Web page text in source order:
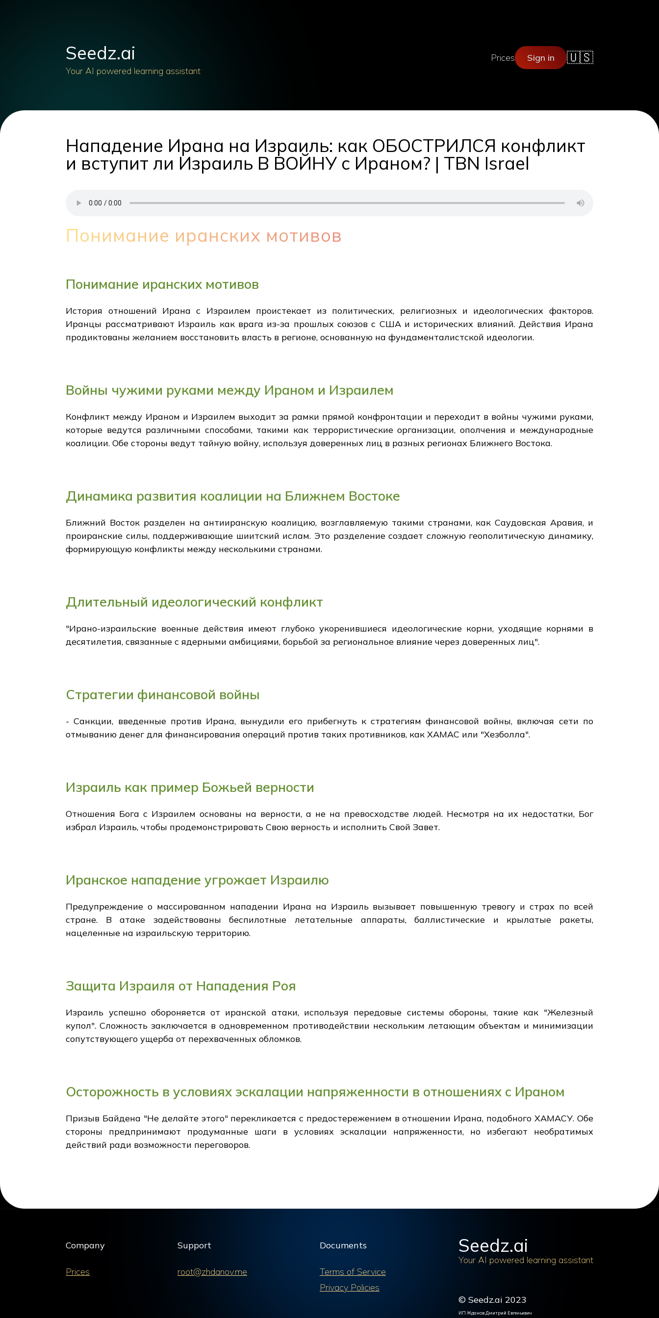
Seedz.ai
Your AI powered learning assistant
Prices Sign in 🇺🇸
Нападение Ирана на Израиль: как ОБОСТРИЛСЯ конфликт
и вступит ли Израиль В ВОЙНУ с Ираном? | TBN Israel
Понимание иранских мотивов
Понимание иранских мотивов
История отношений Ирана с Израилем проистекает из политических, религиозных и идеологических факторов.
Иранцы рассматривают Израиль как врага из-за прошлых союзов с США и исторических влияний. Действия Ирана
продиктованы желанием восстановить власть в регионе, основанную на фундаменталистской идеологии.
Войны чужими руками между Ираном и Израилем
Конфликт между Ираном и Израилем выходит за рамки прямой конфронтации и переходит в войны чужими руками,
которые ведутся различными способами, такими как террористические организации, ополчения и международные
коалиции. Обе стороны ведут тайную войну, используя доверенных лиц в разных регионах Ближнего Востока.
Динамика развития коалиции на Ближнем Востоке
Ближний Восток разделен на антииранскую коалицию, возглавляемую такими странами, как Саудовская Аравия, и
проиранские силы, поддерживающие шиитский ислам. Это разделение создает сложную геополитическую динамику,
формирующую конфликты между несколькими странами.
Длительный идеологический конфликт
"Ирано-израильские военные действия имеют глубоко укоренившиеся идеологические корни, уходящие корнями в
десятилетия, связанные с ядерными амбициями, борьбой за региональное влияние через доверенных лиц".
Стратегии финансовой войны
- Санкции, введенные против Ирана, вынудили его прибегнуть к стратегиям финансовой войны, включая сети по
отмыванию денег для финансирования операций против таких противников, как ХАМАС или "Хезболла".
Израиль как пример Божьей верности
Отношения Бога с Израилем основаны на верности, а не на превосходстве людей. Несмотря на их недостатки, Бог
избрал Израиль, чтобы продемонстрировать Свою верность и исполнить Свой Завет.
Иранское нападение угрожает Израилю
Предупреждение о массированном нападении Ирана на Израиль вызывает повышенную тревогу и страх по всей
стране. В атаке задействованы беспилотные летательные аппараты, баллистические и крылатые ракеты,
нацеленные на израильскую территорию.
Защита Израиля от Нападения Роя
Израиль успешно обороняется от иранской атаки, используя передовые системы обороны, такие как "Железный
купол". Сложность заключается в одновременном противодействии нескольким летающим объектам и минимизации
сопутствующего ущерба от перехваченных обломков.
Осторожность в условиях эскалации напряженности в отношениях с Ираном
Призыв Байдена "Не делайте этого" перекликается с предостережением в отношении Ирана, подобного ХАМАСУ. Обе
стороны предпринимают продуманные шаги в условиях эскалации напряженности, но избегают необратимых
действий ради возможности переговоров.
Company
Prices
Support
root@zhdanov.me
Documents
Terms of Service
Privacy Policies
Seedz.ai
Your AI powered learning assistant
© Seedz.ai 2023
ИП Жданов Дмитрий Евгеньевич